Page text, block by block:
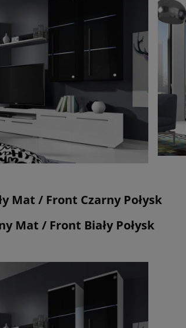
Mat / Front Czarny Połysk
Mat / Front Biały Połysk